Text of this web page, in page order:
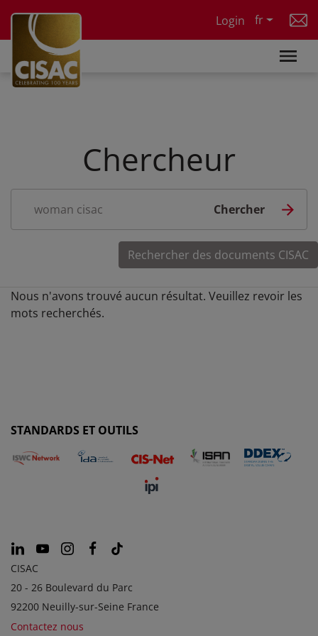
Login
fr
Chercheur
Nous n'avons trouvé aucun résultat. Veuillez revoir les
mots recherchés.
STANDARDS ET OUTILS
CISAC
20 - 26 Boulevard du Parc
92200 Neuilly-sur-Seine France
Contactez nous